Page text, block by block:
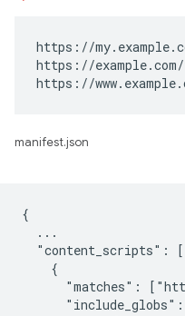
https://
https://
https://
manifest.json
{
  ...
  "content_scripts": [
    {
"matches":